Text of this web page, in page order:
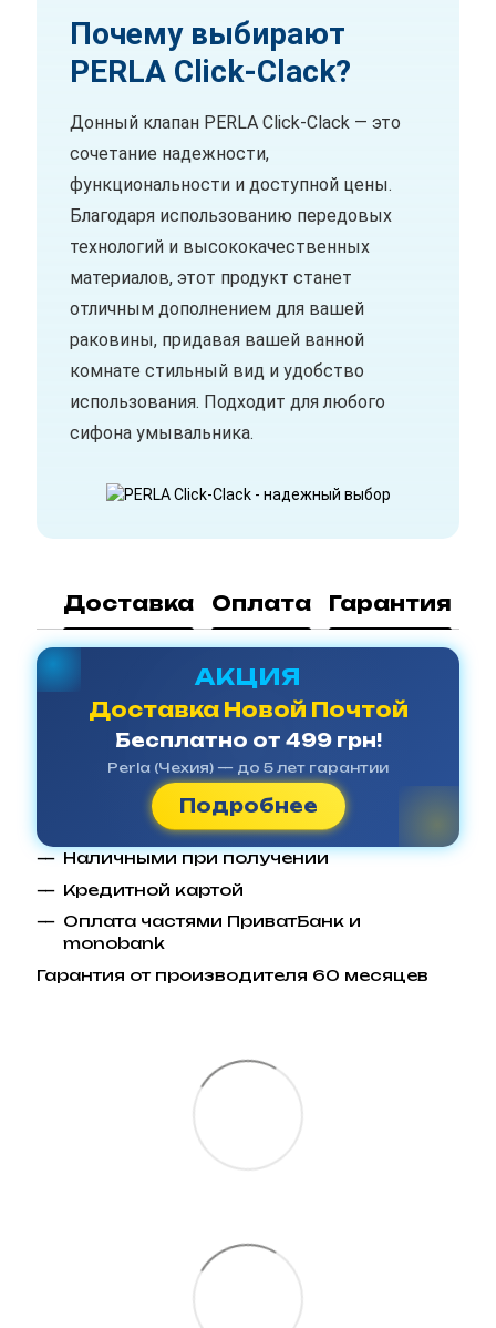
Почему выбирают
PERLA Click-Clack?
Донный клапан PERLA Click-Clack — это
сочетание надежности,
функциональности и доступной цены.
Благодаря использованию передовых
технологий и высококачественных
материалов, этот продукт станет
отличным дополнением для вашей
раковины, придавая вашей ванной
комнате стильный вид и удобство
использования. Подходит для любого
сифона умывальника.
Доставка Оплата Гарантия
АКЦИЯ
Доставка Новой Почтой
Бесплатно от 499 грн!
Perla (Чехия) — до 5 лет гарантии
Подробнее
Наличными при получении
Кредитной картой
Оплата частями ПриватБанк и
monobank
Гарантия от производителя 60 месяцев